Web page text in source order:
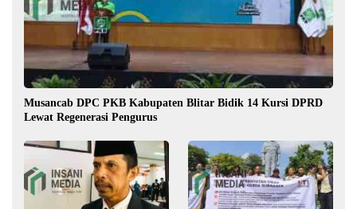
Musancab DPC PKB Kabupaten Blitar Bidik 14 Kursi DPRD
Lewat Regenerasi Pengurus